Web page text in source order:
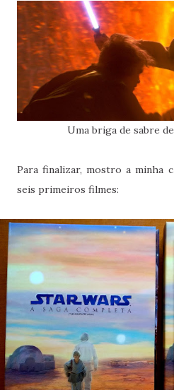
Uma briga de sabre
Para finalizar, mostro a minha
seis primeiros filmes: